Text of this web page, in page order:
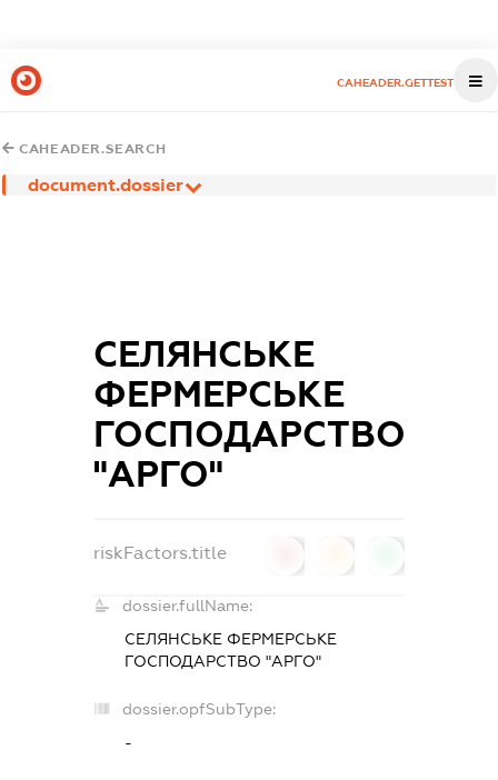
CAHEADER.GETTEST
CAHEADER.SEARCH
document.dossier
СЕЛЯНСЬКЕ
ФЕРМЕРСЬКЕ
ГОСПОДАРСТВО
"АРГО"
riskFactors.title
dossier.fullName:
СЕЛЯНСЬКЕ ФЕРМЕРСЬКЕ
ГОСПОДАРСТВО "АРГО"
dossier.opfSubType:
-